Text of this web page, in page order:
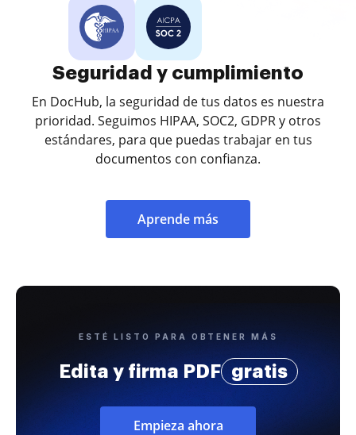
Seguridad y cumplimiento
En DocHub, la seguridad de tus datos es nuestra
prioridad. Seguimos HIPAA, SOC2, GDPR y otros
estándares, para que puedas trabajar en tus
documentos con confianza.
Aprende más
ESTÉ LISTO PARA OBTENER MÁS
Edita y firma PDF gratis
Empieza ahora